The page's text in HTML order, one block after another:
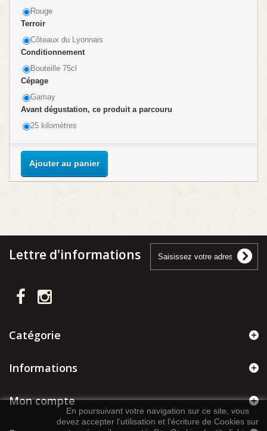
En poursuivant votre navigation sur ce site, vous
devez accepter l’utilisation et l'écriture de Cookies sur
Rouge
Terroir
Côteaux du Lyonnais
Conditionnement
Bouteille 75cl
Cépage
Gamay
Avant dégustation, ce produit a parcouru
25 kilomètres
Ajouter au panier
Lettre d'informations
Catégorie
Informations
Mon compte